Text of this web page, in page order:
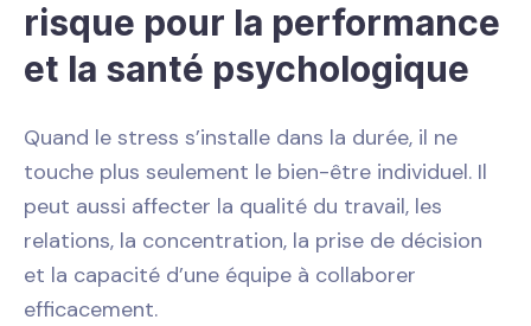
risque pour la performance
et la santé psychologique
Quand le stress s’installe dans la durée, il ne
touche plus seulement le bien-être individuel. Il
peut aussi affecter la qualité du travail, les
relations, la concentration, la prise de décision
et la capacité d’une équipe à collaborer
efficacement.